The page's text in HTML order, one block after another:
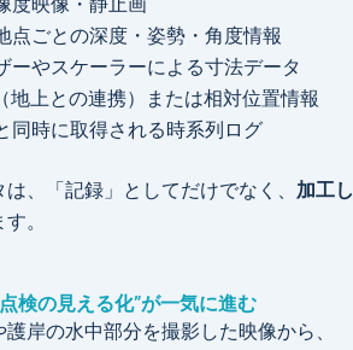
点ごとの深度・姿勢・角度情報
ーやスケーラーによる寸法データ
地上との連携）または相対位置情報
同時に取得される時系列ログ
、「記録」としてだけでなく、 加工
。
検の見える化”が一気に進む
岸の水中部分を撮影した映像から、